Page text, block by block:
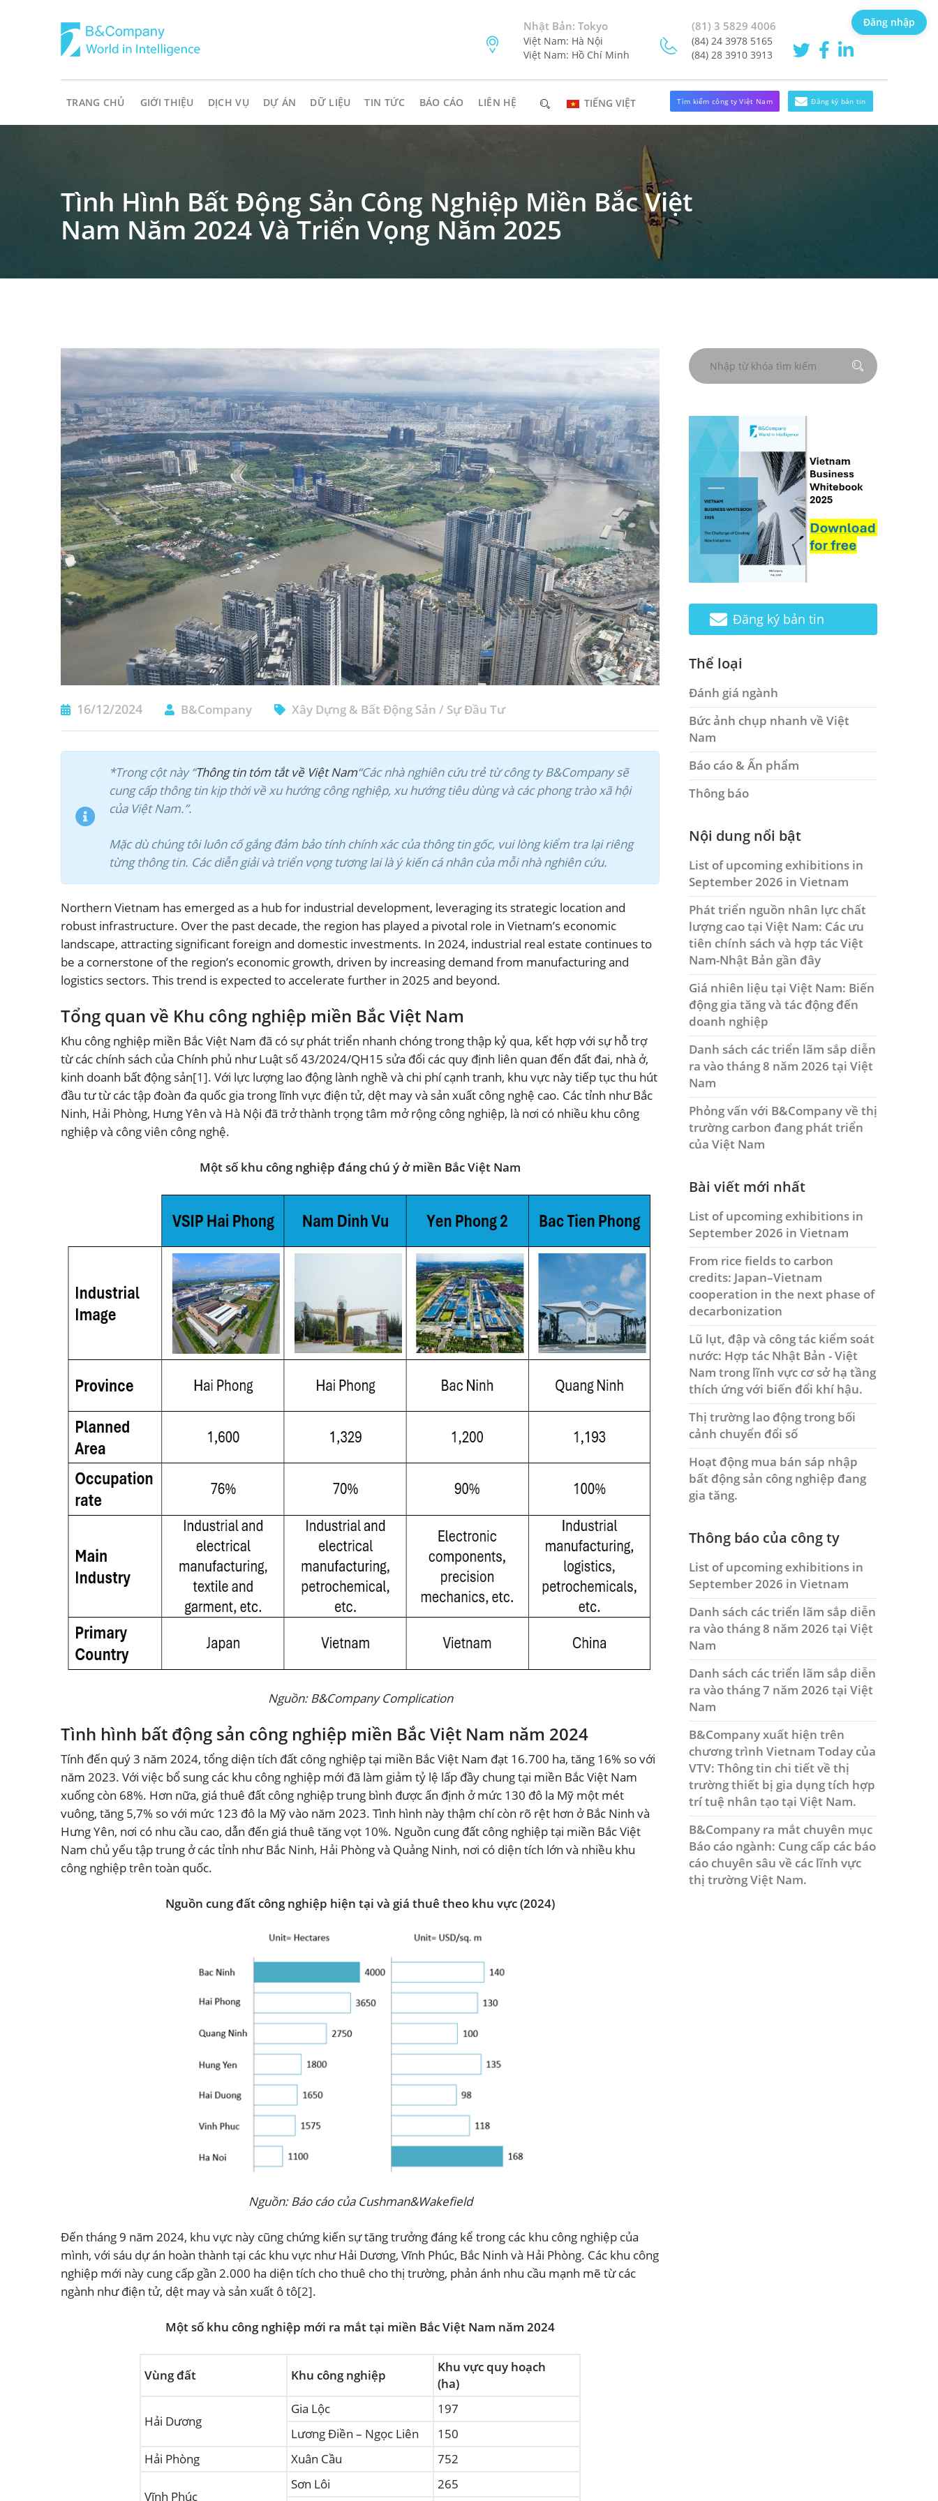
Nhật Bản: Tokyo
Việt Nam: Hà Nội
Việt Nam: Hồ Chí Minh
(81) 3 5829 4006
(84) 24 3978 5165
(84) 28 3910 3913
TRANG CHỦ GIỚI THIỆU DỊCH VỤ DỰ ÁN DỮ LIỆU TIN TỨC BÁO CÁO LIÊN HỆ TIẾNG VIỆT Tìm kiếm công ty Việt Nam Đăng ký bản tin
Tình Hình Bất Động Sản Công Nghiệp Miền Bắc Việt
Nam Năm 2024 Và Triển Vọng Năm 2025
16/12/2024 B&Company Xây Dựng & Bất Động Sản / Sự Đầu Tư
*Trong cột này “Thông tin tóm tắt về Việt Nam“Các nhà nghiên cứu trẻ từ công ty B&Company sẽ
cung cấp thông tin kịp thời về xu hướng công nghiệp, xu hướng tiêu dùng và các phong trào xã hội
của Việt Nam.”.
Mặc dù chúng tôi luôn cố gắng đảm bảo tính chính xác của thông tin gốc, vui lòng kiểm tra lại riêng
từng thông tin. Các diễn giải và triển vọng tương lai là ý kiến cá nhân của mỗi nhà nghiên cứu.
Northern Vietnam has emerged as a hub for industrial development, leveraging its strategic location and
robust infrastructure. Over the past decade, the region has played a pivotal role in Vietnam’s economic
landscape, attracting significant foreign and domestic investments. In 2024, industrial real estate continues to
be a cornerstone of the region’s economic growth, driven by increasing demand from manufacturing and
logistics sectors. This trend is expected to accelerate further in 2025 and beyond.
Tổng quan về Khu công nghiệp miền Bắc Việt Nam
Khu công nghiệp miền Bắc Việt Nam đã có sự phát triển nhanh chóng trong thập kỷ qua, kết hợp với sự hỗ trợ
từ các chính sách của Chính phủ như Luật số 43/2024/QH15 sửa đổi các quy định liên quan đến đất đai, nhà ở,
kinh doanh bất động sản[1]. Với lực lượng lao động lành nghề và chi phí cạnh tranh, khu vực này tiếp tục thu hút
đầu tư từ các tập đoàn đa quốc gia trong lĩnh vực điện tử, dệt may và sản xuất công nghệ cao. Các tỉnh như Bắc
Ninh, Hải Phòng, Hưng Yên và Hà Nội đã trở thành trọng tâm mở rộng công nghiệp, là nơi có nhiều khu công
nghiệp và công viên công nghệ.
Một số khu công nghiệp đáng chú ý ở miền Bắc Việt Nam
Nguồn: B&Company Complication
Tình hình bất động sản công nghiệp miền Bắc Việt Nam năm 2024
Tính đến quý 3 năm 2024, tổng diện tích đất công nghiệp tại miền Bắc Việt Nam đạt 16.700 ha, tăng 16% so với
năm 2023. Với việc bổ sung các khu công nghiệp mới đã làm giảm tỷ lệ lấp đầy chung tại miền Bắc Việt Nam
xuống còn 68%. Hơn nữa, giá thuê đất công nghiệp trung bình được ấn định ở mức 130 đô la Mỹ một mét
vuông, tăng 5,7% so với mức 123 đô la Mỹ vào năm 2023. Tình hình này thậm chí còn rõ rệt hơn ở Bắc Ninh và
Hưng Yên, nơi có nhu cầu cao, dẫn đến giá thuê tăng vọt 10%. Nguồn cung đất công nghiệp tại miền Bắc Việt
Nam chủ yếu tập trung ở các tỉnh như Bắc Ninh, Hải Phòng và Quảng Ninh, nơi có diện tích lớn và nhiều khu
công nghiệp trên toàn quốc.
Nguồn cung đất công nghiệp hiện tại và giá thuê theo khu vực (2024)
Nguồn: Báo cáo của Cushman&Wakefield
Đến tháng 9 năm 2024, khu vực này cũng chứng kiến sự tăng trưởng đáng kể trong các khu công nghiệp của
mình, với sáu dự án hoàn thành tại các khu vực như Hải Dương, Vĩnh Phúc, Bắc Ninh và Hải Phòng. Các khu công
nghiệp mới này cung cấp gần 2.000 ha diện tích cho thuê cho thị trường, phản ánh nhu cầu mạnh mẽ từ các
ngành như điện tử, dệt may và sản xuất ô tô[2].
Một số khu công nghiệp mới ra mắt tại miền Bắc Việt Nam năm 2024
Vùng đất Khu công nghiệp
Khu vực quy hoạch
(ha)
Hải Dương
Gia Lộc
197
Lương Điền – Ngọc Liên
150
Hải Phòng
Xuân Cầu 752
Vĩnh Phúc
Sơn Lôi 265
Đăng ký bản tin
Thể loại
Đánh giá ngành
Bức ảnh chụp nhanh về Việt
Nam
Báo cáo & Ấn phẩm
Thông báo
Nội dung nổi bật
List of upcoming exhibitions in
September 2026 in Vietnam
Phát triển nguồn nhân lực chất
lượng cao tại Việt Nam: Các ưu
tiên chính sách và hợp tác Việt
Nam-Nhật Bản gần đây
Giá nhiên liệu tại Việt Nam: Biến
động gia tăng và tác động đến
doanh nghiệp
Danh sách các triển lãm sắp diễn
ra vào tháng 8 năm 2026 tại Việt
Nam
Phỏng vấn với B&Company về thị
trường carbon đang phát triển
của Việt Nam
Bài viết mới nhất
List of upcoming exhibitions in
September 2026 in Vietnam
From rice fields to carbon
credits: Japan–Vietnam
cooperation in the next phase of
decarbonization
Lũ lụt, đập và công tác kiểm soát
nước: Hợp tác Nhật Bản - Việt
Nam trong lĩnh vực cơ sở hạ tầng
thích ứng với biến đổi khí hậu.
Thị trường lao động trong bối
cảnh chuyển đổi số
Hoạt động mua bán sáp nhập
bất động sản công nghiệp đang
gia tăng.
Thông báo của công ty
List of upcoming exhibitions in
September 2026 in Vietnam
Danh sách các triển lãm sắp diễn
ra vào tháng 8 năm 2026 tại Việt
Nam
Danh sách các triển lãm sắp diễn
ra vào tháng 7 năm 2026 tại Việt
Nam
B&Company xuất hiện trên
chương trình Vietnam Today của
VTV: Thông tin chi tiết về thị
trường thiết bị gia dụng tích hợp
trí tuệ nhân tạo tại Việt Nam.
B&Company ra mắt chuyên mục
Báo cáo ngành: Cung cấp các báo
cáo chuyên sâu về các lĩnh vực
thị trường Việt Nam.
Đăng nhập
ĐĂNG KÝ NHẬN BẢN TIN